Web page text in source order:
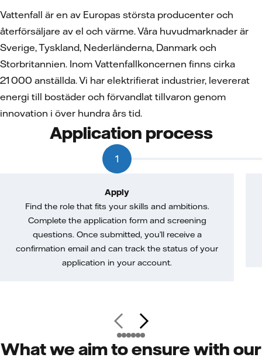
Vattenfall är en av Europas största producenter och
återförsäljare av el och värme. Våra huvudmarknader är
Sverige, Tyskland, Nederländerna, Danmark och
Storbritannien. Inom Vattenfallkoncernen finns cirka
21 000 anställda. Vi har elektrifierat industrier, levererat
energi till bostäder och förvandlat tillvaron genom
innovation i över hundra års tid.
Application process
1
Apply
Find the role that fits your skills and ambitions.
Complete the application form and screening
questions. Once submitted, you’ll receive a
confirmation email and can track the status of your
application in your account.
What we aim to ensure with our